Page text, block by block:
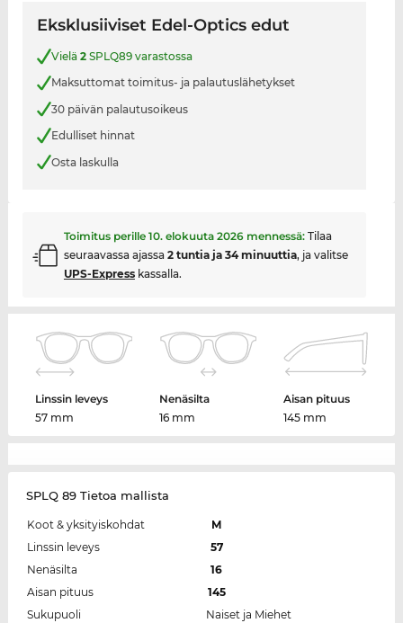
Eksklusiiviset Edel-Optics edut
Vielä 2SPLQ89 varastossa
Maksuttomat toimitus- ja palautuslähetykset
30 päivän palautusoikeus
Edulliset hinnat
Osta laskulla
Toimitus perille 10. elokuuta 2026mennessä: Tilaa
seuraavassa ajassa 2 tuntia ja 34 minuuttia, ja valitse
UPS-Expresskassalla.
Linssin leveys
57 mm
Nenäsilta
16 mm
Aisan pituus
145 mm
SPLQ 89 Tietoa mallista
Koot & yksityiskohdat
M
Linssin leveys
57
Nenäsilta
16
Aisan pituus
145
Sukupuoli
Naiset ja Miehet